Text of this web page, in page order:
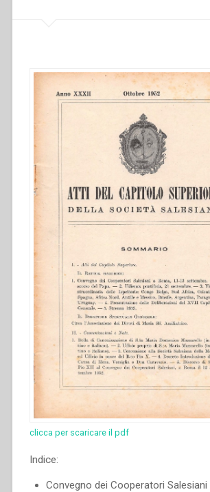
clicca per scaricare il pdf
Indice:
Convegno dei Cooperatori